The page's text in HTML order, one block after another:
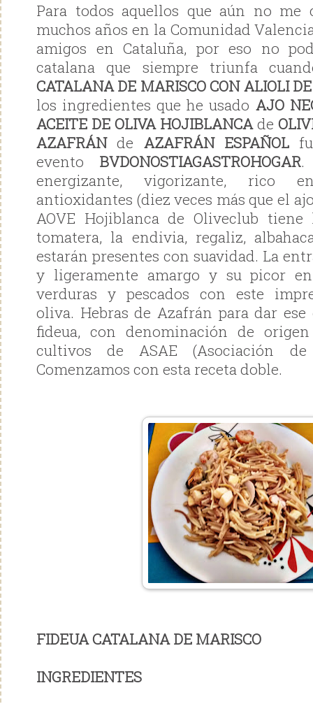
Para todos aquellos que aún no me
muchos años en la Comunidad
amigos en Cataluña, por eso no
catalana que siempre triunfa
CATALANA DE MARISCO CON ALIOLI
los ingredientes que he usado AJO
ACEITE DE OLIVA HOJIBLANCAde
AZAFRÁNde AZAFRÁN ESPAÑOL
evento BVDONOSTIAGASTROHOGAR.
energizante, vigorizante, rico
antioxidantes (diez veces más que el
AOVE Hojiblanca de Oliveclub
tomatera, la endivia, regaliz,
estarán presentes con suavidad. La
y ligeramente amargo y su picor
verduras y pescados con este
oliva. Hebras de Azafrán para dar
fideua, con denominación de
cultivos de ASAE (Asociación de
Comenzamos con esta receta doble.
FIDEUA CATALANA DE MARISCO
INGREDIENTES